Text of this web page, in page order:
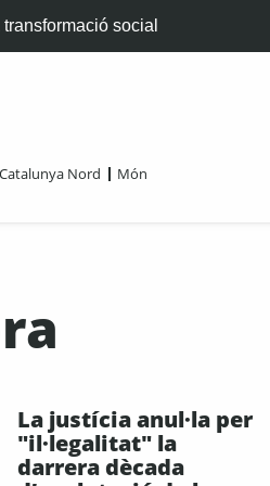
social
Catalunya Nord Món
La justícia anul·la per
"il·legalitat" la
darrera dècada